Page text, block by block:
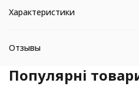
Характеристики
Отзывы
Популярні